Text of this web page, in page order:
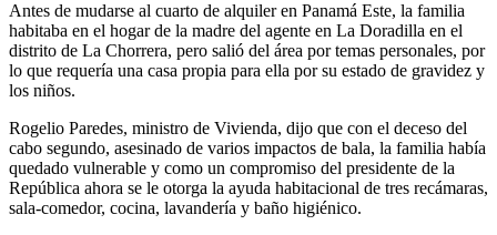
Antes de mudarse al cuarto de alquiler en Panamá Este, la familia
habitaba en el hogar de la madre del agente en La Doradilla en el
distrito de La Chorrera, pero salió del área por temas personales, por
lo que requería una casa propia para ella por su estado de gravidez y
los niños.
Rogelio Paredes, ministro de Vivienda, dijo que con el deceso del
cabo segundo, asesinado de varios impactos de bala, la familia había
quedado vulnerable y como un compromiso del presidente de la
República ahora se le otorga la ayuda habitacional de tres recámaras,
sala-comedor, cocina, lavandería y baño higiénico.